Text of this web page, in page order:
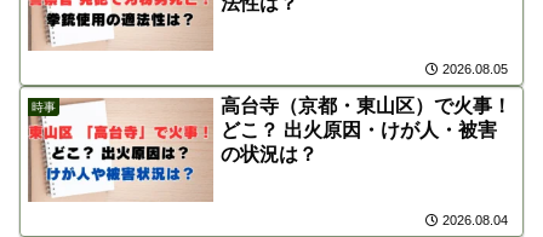
2026.08.05
時事
高台寺（京都・東山区）で火事！
どこ？ 出火原因・けが人・被害
の状況は？
2026.08.04